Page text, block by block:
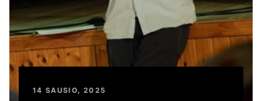
14 SAUSIO, 2025